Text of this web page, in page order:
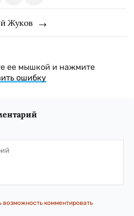
Жуков
ее мышкой и нажмите
ошибку
возможность комментировать